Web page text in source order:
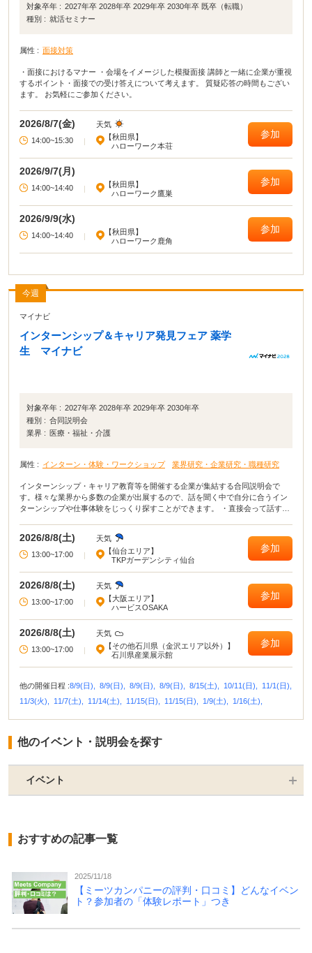
対象卒年 : 2027年卒 2028年卒 2029年卒 2030年卒 既卒（転職）
種別 : 就活セミナー
属性 : 面接対策
・面接におけるマナー ・会場をイメージした模擬面接 講師と一緒に企業が重視
するポイント・面接での受け答えについて考えます。 質疑応答の時間もござい
ます。 お気軽にご参加ください。
2026/8/7(金)
天気
14:00~15:30
【秋田県】
ハローワーク本荘
参加
2026/9/7(月)
14:00~14:40
【秋田県】
ハローワーク鷹巣
参加
2026/9/9(水)
14:00~14:40
【秋田県】
ハローワーク鹿角
参加
今週
マイナビ
インターンシップ＆キャリア発見フェア 薬学
生 マイナビ
対象卒年 : 2027年卒 2028年卒 2029年卒 2030年卒
種別 : 合同説明会
業界 :
医療・福祉・介護
属性 : インターン・体験・ワークショップ 業界研究・企業研究・職種研究
インターンシップ・キャリア教育等を開催する企業が集結する合同説明会で
す。様々な業界から多数の企業が出展するので、話を聞く中で自分に合うイン
ターンシップや仕事体験をじっくり探すことができます。 ・直接会って話すこ
る！ ・周囲の学生の雰囲気が分かり意識が高まる！
2026/8/8(土)
天気
13:00~17:00
【仙台エリア】
TKPガーデンシティ仙台
参加
2026/8/8(土)
天気
13:00~17:00
【大阪エリア】
ハービスOSAKA
参加
2026/8/8(土)
天気
13:00~17:00
【その他石川県（金沢エリア以外）】
石川県産業展示館
参加
他の開催日程 :8/9(日), 8/9(日), 8/9(日), 8/9(日), 8/15(土), 10/11(日),
11/1(日),
11/3(火),
11/7(土), 11/14(土), 11/15(日), 11/15(日), 1/9(土), 1/16(土),
他のイベント・説明会を探す
イベント
おすすめの記事一覧
2025/11/18
【ミーツカンパニーの評判・口コミ】どんなイベン
ト？参加者の「体験レポート」つき